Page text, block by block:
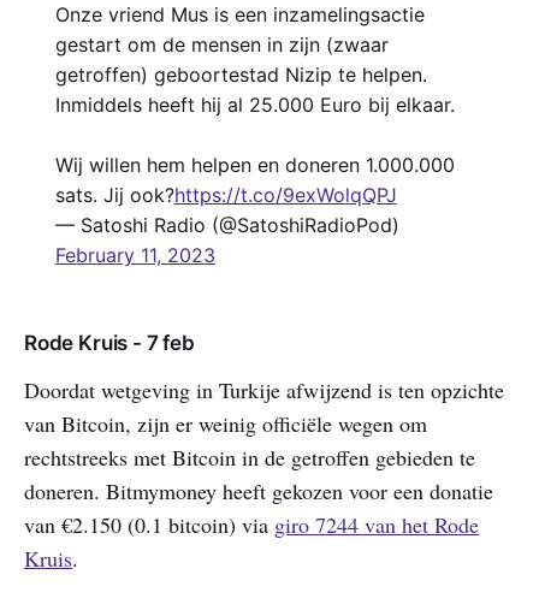
Onze vriend Mus is een inzamelingsactie
gestart om de mensen in zijn (zwaar
getroffen) geboortestad Nizip te helpen.
Inmiddels heeft hij al 25.000 Euro bij elkaar.
Wij willen hem helpen en doneren 1.000.000
sats. Jij ook?https://t.co/9exWolqQPJ
— Satoshi Radio (@SatoshiRadioPod)
February 11, 2023
Rode Kruis - 7 feb
Doordat wetgeving in Turkije afwijzend is ten opzichte
van Bitcoin, zijn er weinig officiële wegen om
rechtstreeks met Bitcoin in de getroffen gebieden te
doneren. Bitmymoney heeft gekozen voor een donatie
van €2.150 (0.1 bitcoin) via giro 7244 van het Rode
Kruis.